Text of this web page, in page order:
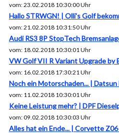
vom: 23.02.2018 10:30:00 Uhr
Hallo STRWGN! | Olli's Golf
vom: 21.02.2018 10:31:50 Uhr
Audi RS3 8P StopTech
vom: 18.02.2018 10:30:01 Uhr
VW Golf VII R Variant Upgrade by
vom: 16.02.2018 17:30:21 Uhr
Noch ein Motorschaden... |
vom: 11.02.2018 10:30:01 Uhr
Keine Leistung mehr? | DPF
vom: 09.02.2018 10:30:03 Uhr
Alles hat ein Ende... | Corvette